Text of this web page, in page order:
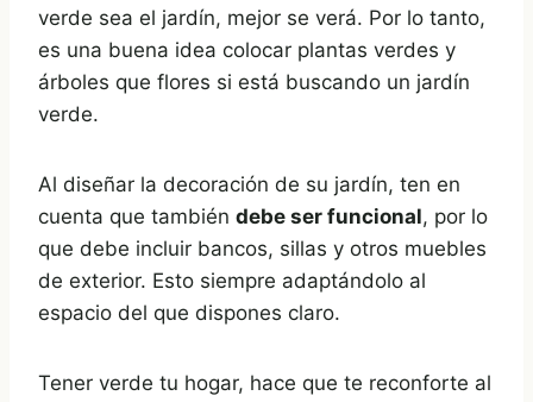
verde sea el jardín, mejor se verá. Por lo tanto,
es una buena idea colocar plantas verdes y
árboles que flores si está buscando un jardín
verde.
Al diseñar la decoración de su jardín, ten en
cuenta que también debe ser funcional, por lo
que debe incluir bancos, sillas y otros muebles
de exterior. Esto siempre adaptándolo al
espacio del que dispones claro.
Tener verde tu hogar, hace que te reconforte al